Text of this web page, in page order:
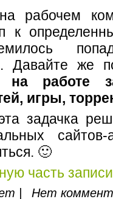
рабочем
к
Давайте же
на работе
игры,
задачка
сайтов-
🙂
часть
| Нет